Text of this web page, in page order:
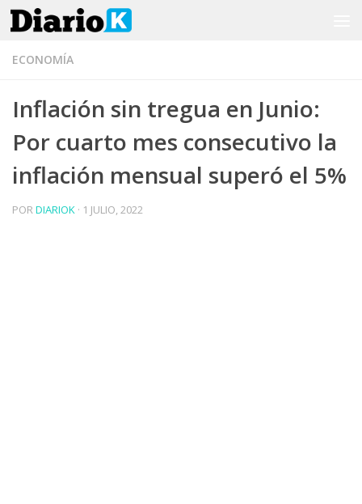
Saltar al contenido
ECONOMÍA
Inflación sin tregua en Junio:
Por cuarto mes consecutivo la
inflación mensual superó el 5%
PORDIARIOK · 1 JULIO, 2022